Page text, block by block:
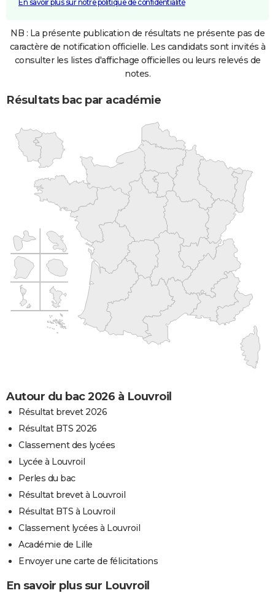
En savoir plus sur notre politique de confidentialité
NB : La présente publication de résultats ne présente pas de
caractère de notification officielle. Les candidats sont invités à
consulter les listes d'affichage officielles ou leurs relevés de
notes.
Résultats bac par académie
Autour du bac 2026 à Louvroil
Résultat brevet 2026
Résultat BTS 2026
Classement des lycées
Lycée à Louvroil
Perles du bac
Résultat brevet à Louvroil
Résultat BTS à Louvroil
Classement lycées à Louvroil
Académie de Lille
Envoyer une carte de félicitations
En savoir plus sur Louvroil